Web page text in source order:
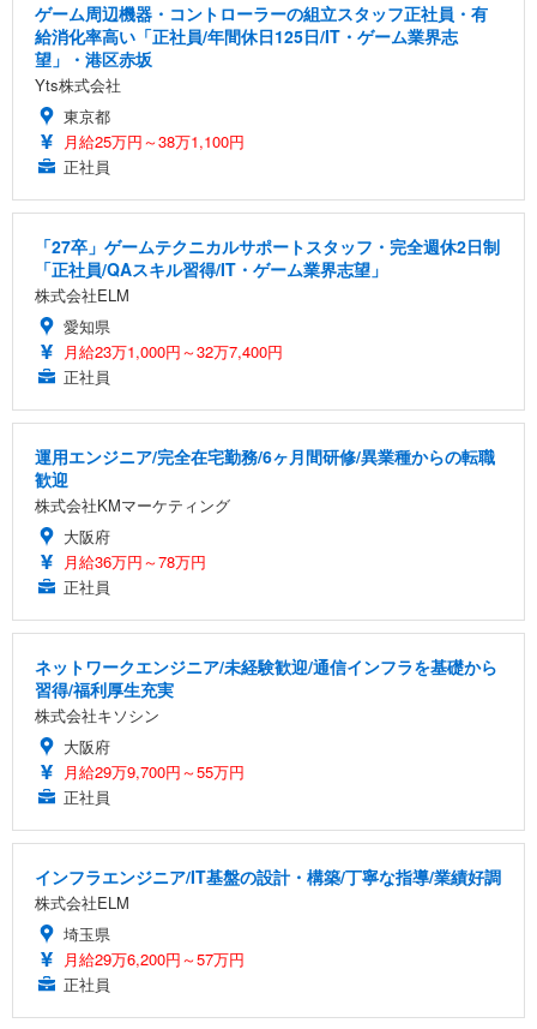
ゲーム周辺機器・コントローラーの組立スタッフ正社員・有
給消化率高い「正社員/年間休日125日/IT・ゲーム業界志
望」・港区赤坂
Yts株式会社
東京都
月給25万円～38万1,100円
正社員
「27卒」ゲームテクニカルサポートスタッフ・完全週休2日制
「正社員/QAスキル習得/IT・ゲーム業界志望」
株式会社ELM
愛知県
月給23万1,000円～32万7,400円
正社員
運用エンジニア/完全在宅勤務/6ヶ月間研修/異業種からの転職
歓迎
株式会社KMマーケティング
大阪府
月給36万円～78万円
正社員
ネットワークエンジニア/未経験歓迎/通信インフラを基礎から
習得/福利厚生充実
株式会社キソシン
大阪府
月給29万9,700円～55万円
正社員
インフラエンジニア/IT基盤の設計・構築/丁寧な指導/業績好調
株式会社ELM
埼玉県
月給29万6,200円～57万円
正社員